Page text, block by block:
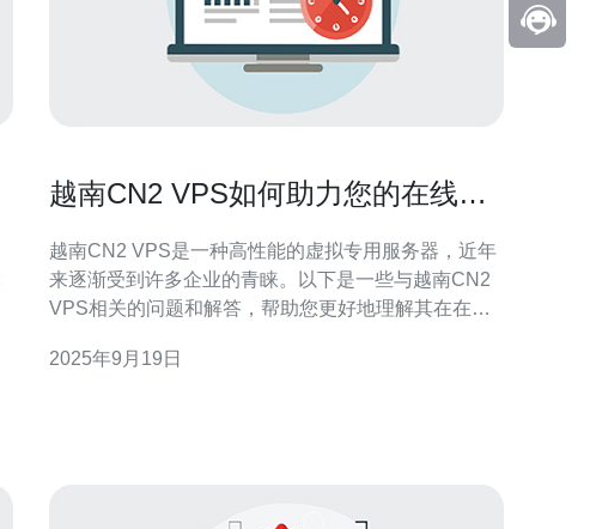
越南CN2 VPS如何助力您的在线业
越南CN2 VPS是一种高性能的虚拟专用服务器，近年
来逐渐受到许多企业的青睐。以下是一些与越南CN2
VPS相关的问题和解答，帮助您更好地理解其在在线
CN2 VPS是一种基于中国电信CN2网络架构的虚拟专
2025年9月19日